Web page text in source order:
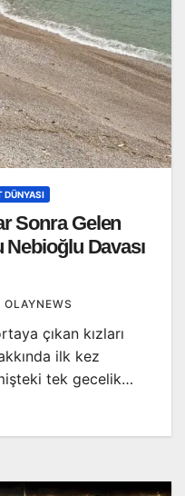
DÜNYASI
Sonra Gelen
Nebioğlu Davası
OLAYNEWS
çıkan kızları
ilk kez
tek gecelik…